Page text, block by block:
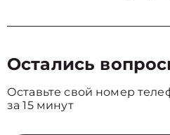
Остались
Оставьте свой номер
за 15 минут